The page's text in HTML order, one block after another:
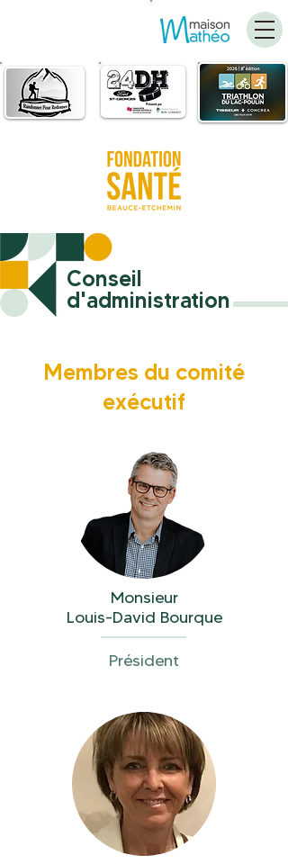
Conseil
d'administration
Membres du comité
exécutif
Monsieur
Louis-David Bourque
Président